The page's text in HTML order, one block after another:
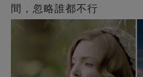
間，忽略誰都不行